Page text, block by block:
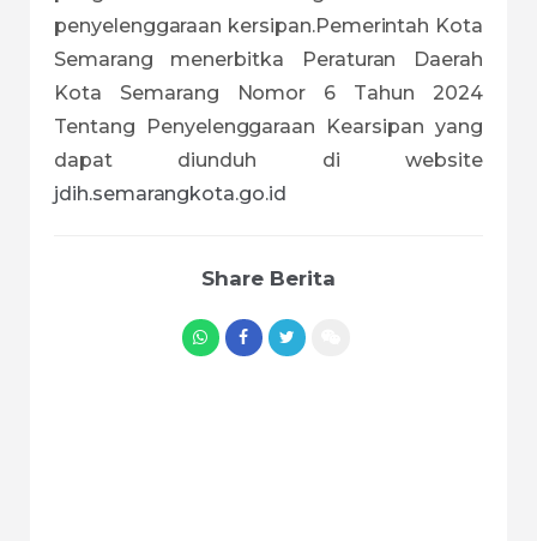
penyelenggaraan kersipan.Pemerintah Kota
Semarang menerbitka Peraturan Daerah
Kota Semarang Nomor 6 Tahun 2024
Tentang Penyelenggaraan Kearsipan yang
dapat diunduh di website
jdih.semarangkota.go.id
Share Berita